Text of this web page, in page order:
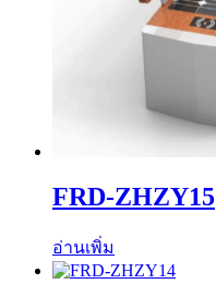
FRD-ZHZY15
อ่านเพิ่ม